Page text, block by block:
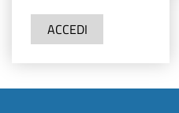
ACCEDI